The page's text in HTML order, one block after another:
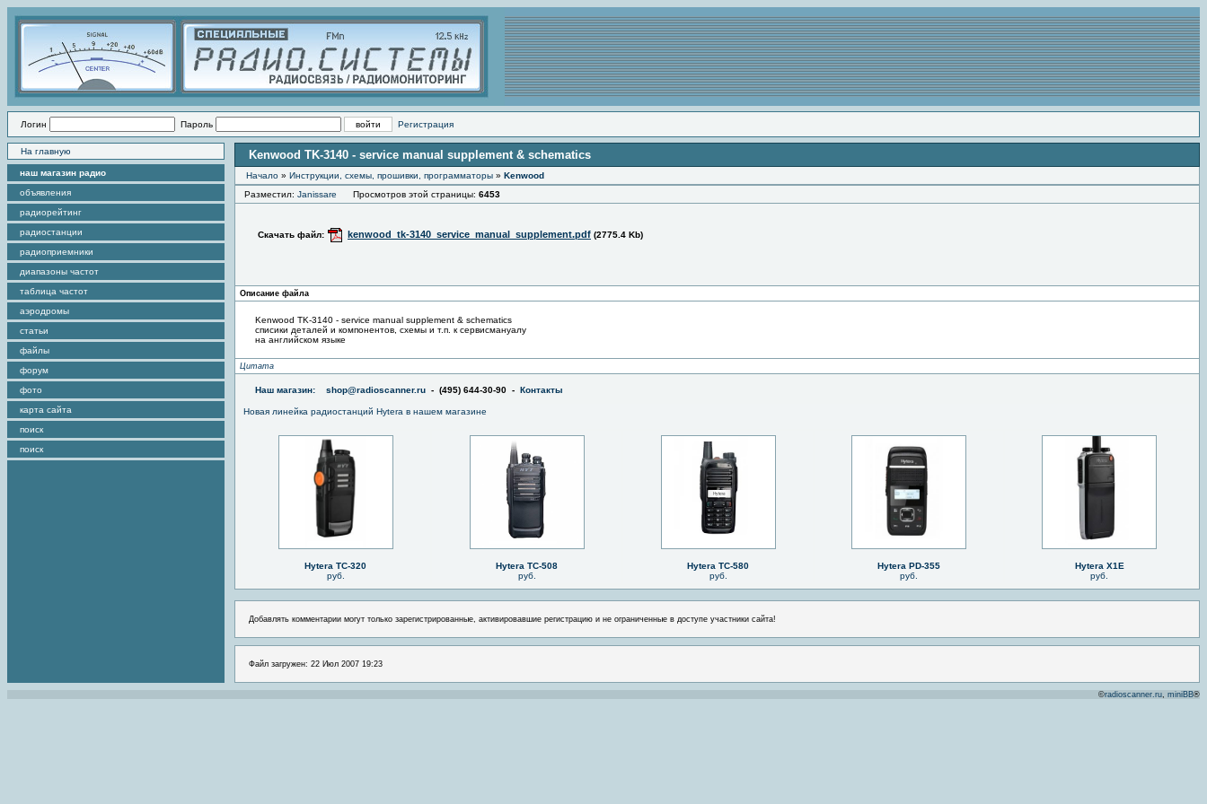
Логин Пароль Регистрация
На главную
наш магазин радио
объявления
радиорейтинг
радиостанции
радиоприемники
диапазоны частот
таблица частот
аэродромы
статьи
файлы
форум
фото
карта сайта
поиск
поиск
Kenwood TK-3140 - service manual supplement & schematics
Начало » Инструкции, схемы, прошивки, программаторы » Kenwood
Разместил: Janissare Просмотров этой страницы: 6453
Скачать файл: kenwood_tk-3140_service_manual_supplement.pdf (2775.4 Kb)
Описание файла
Kenwood TK-3140 - service manual supplement & schematics
списики деталей и компонентов, схемы и т.п. к сервисмануалу
на английском языке
Цитата
Наш магазин: shop@radioscanner.ru - (495) 644-30-90 - Контакты
Новая линейка радиостанций Hytera в нашем магазине
Hytera TC-320
руб.
Hytera TC-508
руб.
Hytera TC-580
руб.
Hytera PD-355
руб.
Hytera X1E
руб.
Добавлять комментарии могут только зарегистрированные, активировавшие регистрацию и не ограниченные в доступе участники сайта!
Файл загружен: 22 Июл 2007 19:23
©radioscanner.ru, miniBB®